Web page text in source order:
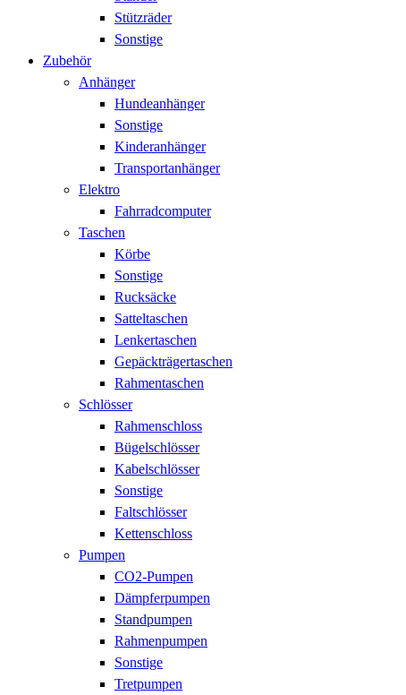
Stützräder
Sonstige
Zubehör
Anhänger
Hundeanhänger
Sonstige
Kinderanhänger
Transportanhänger
Elektro
Fahrradcomputer
Taschen
Körbe
Sonstige
Rucksäcke
Satteltaschen
Lenkertaschen
Gepäckträgertaschen
Rahmentaschen
Schlösser
Rahmenschloss
Bügelschlösser
Kabelschlösser
Sonstige
Faltschlösser
Kettenschloss
Pumpen
CO2-Pumpen
Dämpferpumpen
Standpumpen
Rahmenpumpen
Sonstige
Tretpumpen